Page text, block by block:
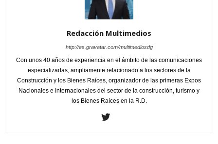
Redacción Multimedios
http://es.gravatar.com/multimediosdg
Con unos 40 años de experiencia en el ámbito de las comunicaciones
especializadas, ampliamente relacionado a los sectores de la
Construcción y los Bienes Raíces, organizador de las primeras Expos
Nacionales e Internacionales del sector de la construcción, turismo y
los Bienes Raíces en la R.D.